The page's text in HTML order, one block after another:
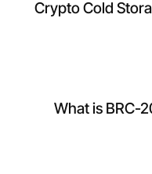
Crypto Cold
What is BRC-